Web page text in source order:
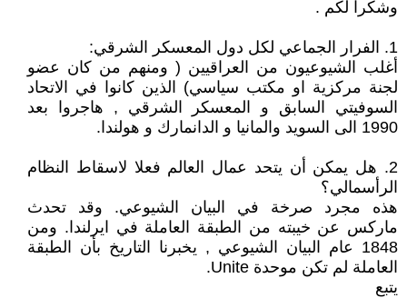
وشكراً لكم .
1. الفرار الجماعي لكل دول المعسكر الشرقي:
أغلب الشيوعيون من العراقيين ( ومنهم من كان عضو
لجنة مركزية او مكتب سياسي) الذين كانوا في الاتحاد
السوفيتي السابق و المعسكر الشرقي , هاجروا بعد
1990 الى السويد والمانيا و الدانمارك و هولندا.
2. هل يمكن ‏أن يتحد عمال العالم فعلا لاسقاط النظام
الرأسمالي؟
هذه مجرد صرخة في البيان الشيوعي. وقد تحدث
ماركس عن خيبته من الطبقة العاملة في ايرلندا. ومن
1848 عام البيان الشيوعي , يخبرنا التاريخ بأن الطبقة
العاملة لم تكن موحدة Unite.
يتبع